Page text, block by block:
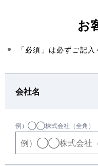
お
「必須」は必ずご記入
会社名
例）◯◯株式会社（全角）